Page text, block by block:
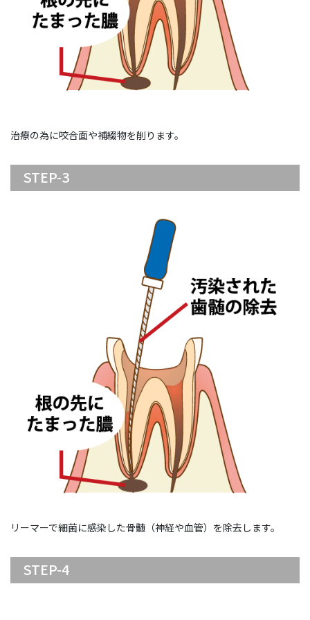
治療の為に咬合面や補綴物を削ります。
STEP-3
リーマーで細菌に感染した骨髄（神経や血管）を除去します。
STEP-4